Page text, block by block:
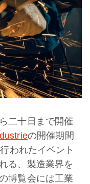
二十日まで開催
の開催期間
われたイベント
る、製造業界を
博覧会には工業